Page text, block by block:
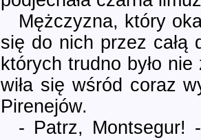
Mężczyzna, który
się do nich przez całą
których trudno było
wiła się wśród coraz
Pirenejów.
- Patrz, Montsegur!